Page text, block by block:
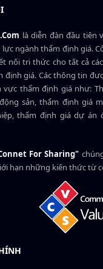
là diễn đàn đầu tiên
lực ngànhthẩm định giá.
nối tri thức cho tất cả
định giá. Các thông tin
vực thẩm định giá như:
sản, thẩm định giá
thẩm định giá dự án
For Sharing"
hạn những kiến thức từ